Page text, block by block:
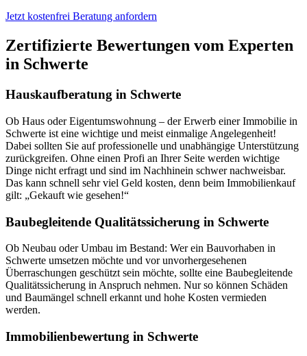
Jetzt kostenfrei Beratung anfordern
Zertifizierte Bewertungen vom Experten
in Schwerte
Hauskaufberatung in Schwerte
Ob Haus oder Eigentumswohnung – der Erwerb einer Immobilie in
Schwerte ist eine wichtige und meist einmalige Angelegenheit!
Dabei sollten Sie auf professionelle und unabhängige Unterstützung
zurückgreifen. Ohne einen Profi an Ihrer Seite werden wichtige
Dinge nicht erfragt und sind im Nachhinein schwer nachweisbar.
Das kann schnell sehr viel Geld kosten, denn beim Immobilienkauf
gilt: „Gekauft wie gesehen!“
Baubegleitende Qualitätssicherung in Schwerte
Ob Neubau oder Umbau im Bestand: Wer ein Bauvorhaben in
Schwerte umsetzen möchte und vor unvorhergesehenen
Überraschungen geschützt sein möchte, sollte eine Baubegleitende
Qualitätssicherung in Anspruch nehmen. Nur so können Schäden
und Baumängel schnell erkannt und hohe Kosten vermieden
werden.
Immobilienbewertung in Schwerte